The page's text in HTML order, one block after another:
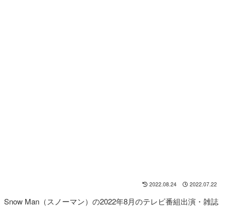
2022.08.24 2022.07.22
Snow Man（スノーマン）の2022年8月のテレビ番組出演・雑誌